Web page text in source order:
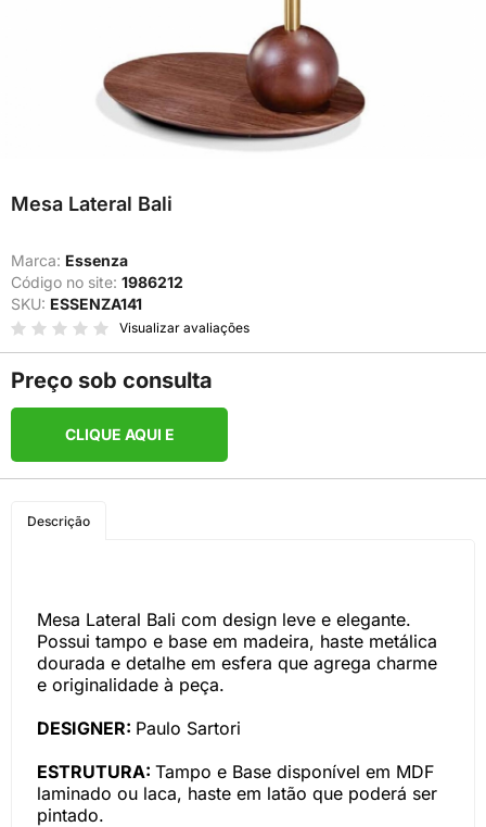
Mesa Lateral Bali
Marca: Essenza
Código no site: 1986212
SKU: ESSENZA141
Visualizar avaliações
Preço sob consulta
CLIQUE AQUI E
Descrição
Mesa Lateral Bali com design leve e elegante.
Possui tampo e base em madeira, haste metálica
dourada e detalhe em esfera que agrega charme
e originalidade à peça.
DESIGNER: Paulo Sartori
ESTRUTURA: Tampo e Base disponível em MDF
laminado ou laca, haste em latão que poderá ser
pintado.